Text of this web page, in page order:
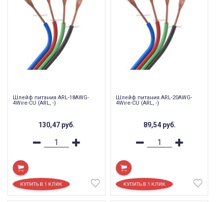
Шлейф питания ARL-18AWG-
4Wire-CU (ARL, -)
130,47 руб.
Шлейф питания ARL-20AWG-
4Wire-CU (ARL, -)
89,54 руб.